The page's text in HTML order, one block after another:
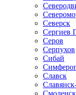
Северск
Сергиев
Серов
Серпухов
Сибай
Славск
Смоленск